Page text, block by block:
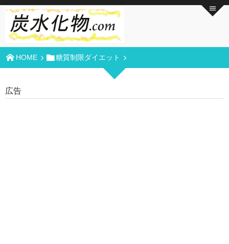
HOME 糖質制限ダイエット
広告